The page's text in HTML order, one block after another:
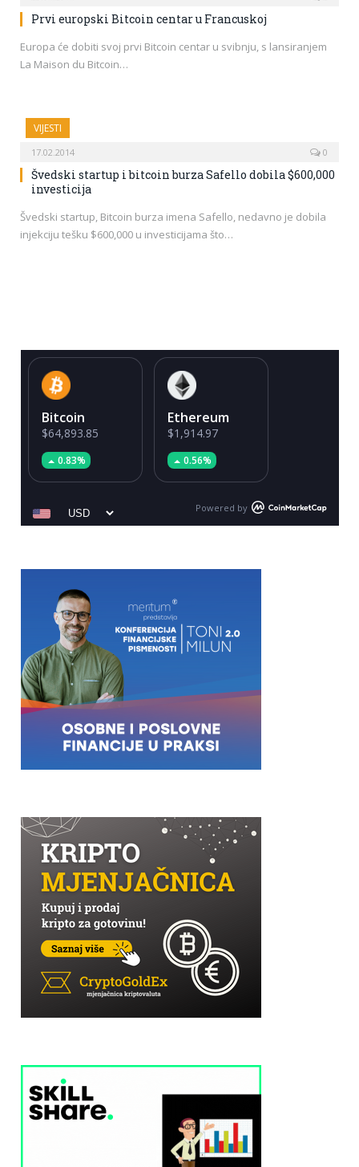
Prvi europski Bitcoin centar u Francuskoj
Europa će dobiti svoj prvi Bitcoin centar u svibnju, s lansiranjem
La Maison du Bitcoin…
VIJESTI
17.02.2014 0
Švedski startup i bitcoin burza Safello dobila $600,000
investicija
Švedski startup, Bitcoin burza imena Safello, nedavno je dobila
injekciju tešku $600,000 u investicijama što…
Bitcoin
$64,893.85
0.83%
Ethereum
$1,914.97
0.56%
Powered by